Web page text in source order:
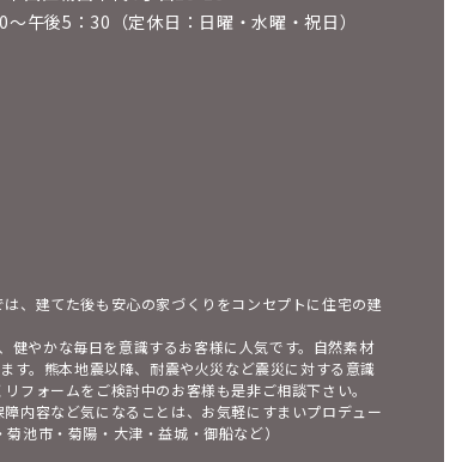
午後5：30（定休日：日曜・水曜・祝日）
、建てた後も安心の家づくりをコンセプトに住宅の建
やかな毎日を意識するお客様に人気です。自然素材
す。熊本地震以降、耐震や火災など震災に対する意識
フォームをご検討中のお客様も是非ご相談下さい。
内容など気になることは、お気軽にすまいプロデュー
池市・菊陽・大津・益城・御船など）